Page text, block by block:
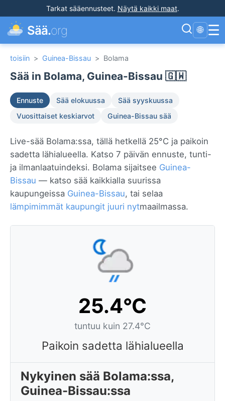
Tarkat sääennusteet. Näytä kaikki maat.
Sää.org 🌐 ☰
toisiin > Guinea-Bissau > Bolama
Sää in Bolama, Guinea-Bissau 🇬🇼
Ennuste Sää elokuussa
Sää syyskuussa
Vuosittaiset keskiarvot
Guinea-Bissau sää
Live-sää Bolama:ssa, tällä hetkellä 25°C ja paikoin
sadetta lähialueella. Katso 7 päivän ennuste, tunti-
ja ilmanlaatuindeksi. Bolama sijaitsee Guinea-
Bissau — katso sää kaikkialla suurissa
kaupungeissa Guinea-Bissau, tai selaa
lämpimimmät kaupungit juuri nytmaailmassa.
25.4°C
tuntuu kuin 27.4°C
Paikoin sadetta lähialueella
Nykyinen sää Bolama:ssa,
Guinea-Bissau:ssa